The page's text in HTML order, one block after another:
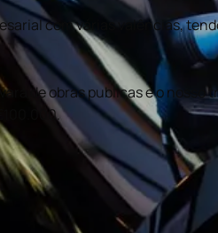
com várias valências,
de obras publicas e o